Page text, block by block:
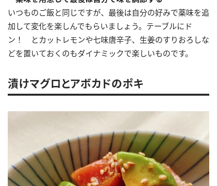
いつものご飯と同じですが、最後は自分の好みで薬味を追
加して変化を楽しんでもらいましょう。テーブルにド
ン！ とカットレモンや七味唐辛子、生姜のすりおろしな
どを置いておくのもダイナミックで楽しいものです。
漬けマグロとアボカドのポキ